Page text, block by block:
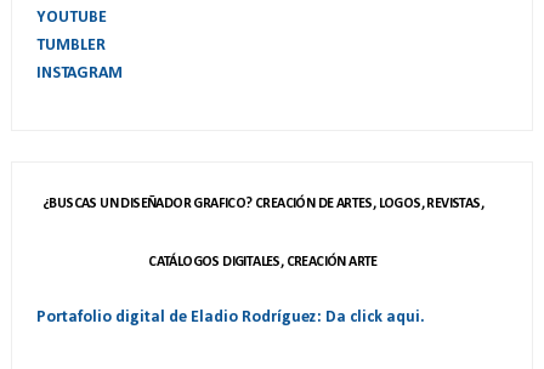
YOUTUBE
TUMBLER
INSTAGRAM
¿BUSCAS UN DISEÑADOR GRAFICO? CREACIÓN DE ARTES, LOGOS, REVISTAS,
CATÁLOGOS DIGITALES, CREACIÓN ARTE
Portafolio digital de Eladio Rodríguez: Da click aqui.